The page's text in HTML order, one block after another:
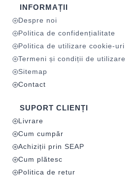
INFORMAȚII
Despre noi
Politica de confidențialitate
Politica de utilizare cookie-uri
Termeni și condiții de utilizare
Sitemap
Contact
SUPORT CLIENȚI
Livrare
Cum cumpăr
Achiziții prin SEAP
Cum plătesc
Politica de retur